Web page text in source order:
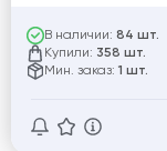
В наличии: 84 шт.
Купили: 358 шт.
Мин. заказ: 1 шт.